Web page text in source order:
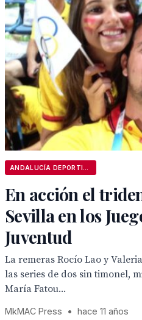
En acción el
Sevilla en los
Juventud
La remeras Rocío Lao y
las series de dos sin timonel,
María Fatou...
MkMAC Press • hace 11 años